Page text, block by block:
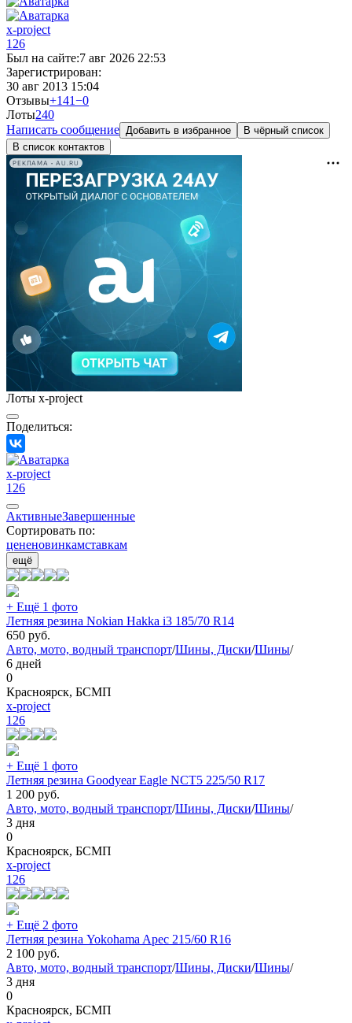
x-project
126
Был на сайте:7 авг 2026 22:53
Зарегистрирован:
30 авг 2013 15:04
Отзывы+141−0
Лоты240
Написать сообщение Добавить в избранное
В чёрный список
В список контактов
РЕКЛАМА • AU.RU
Лоты x-project
Поделиться:
x-project
126
АктивныеЗавершенные
Сортировать по:
цененовинкамставкам
ещё
+ Ещё 1 фото
Летняя резина Nokian Hakka i3 185/70 R14
650 руб.
Авто, мото, водный транспорт/Шины, Диски/Шины/
6 дней
0
Красноярск, БСМП
x-project
126
+ Ещё 1 фото
Летняя резина Goodyear Eagle NCT5 225/50 R17
1 200 руб.
Авто, мото, водный транспорт/Шины, Диски/Шины/
3 дня
0
Красноярск, БСМП
x-project
126
+ Ещё 2 фото
Летняя резина Yokohama Apec 215/60 R16
2 100 руб.
Авто, мото, водный транспорт/Шины, Диски/Шины/
3 дня
0
Красноярск, БСМП